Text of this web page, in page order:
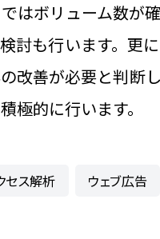
はボリューム数が
討も行います。更
改善が必要と判断
極的に行います。
セス解析 ウェブ広告